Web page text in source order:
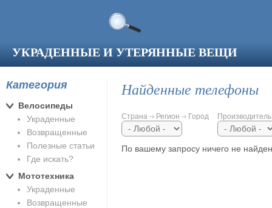
УКРАДЕННЫЕ И УТЕРЯННЫЕ ВЕЩИ
Найденные телефоны
Страна -› Регион -› Город
По вашему запросу ничего не
Категория
Велосипеды
Украденные
Возвращенные
Полезные статьи
Где искать?
Мототехника
Украденные
Возвращенные